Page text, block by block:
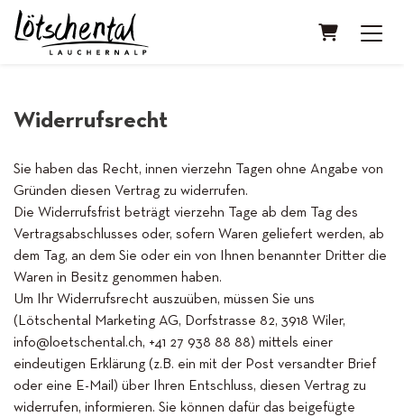
Warenkorb
Widerrufsrecht
Sie haben das Recht, innen vierzehn Tagen ohne Angabe von
Gründen diesen Vertrag zu widerrufen.
Die Widerrufsfrist beträgt vierzehn Tage ab dem Tag des
Vertragsabschlusses oder, sofern Waren geliefert werden, ab
dem Tag, an dem Sie oder ein von Ihnen benannter Dritter die
Waren in Besitz genommen haben.
Um Ihr Widerrufsrecht auszuüben, müssen Sie uns
(Lötschental Marketing AG, Dorfstrasse 82, 3918 Wiler,
info@loetschental.ch, +41 27 938 88 88) mittels einer
eindeutigen Erklärung (z.B. ein mit der Post versandter Brief
oder eine E-Mail) über Ihren Entschluss, diesen Vertrag zu
widerrufen, informieren. Sie können dafür das beigefügte